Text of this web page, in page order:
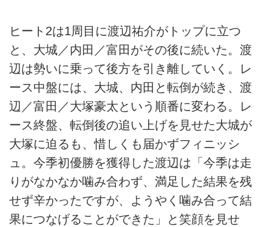
ヒート2は1周目に渡辺祐介がトップに立つ
と、大城／内田／富田がその後に続いた。渡
辺は勢いに乗って後方を引き離していく。レ
ース中盤には、大城、内田と転倒が続き、渡
辺／富田／大塚豪太という順番に変わる。レ
ース終盤、転倒後の追い上げを見せた大城が
大塚に迫るも、惜しくも届かずフィニッシ
ュ。今季初優勝を獲得した渡辺は「今季は走
りがなかなか噛み合わず、満足した結果を残
せず辛かったですが、ようやく噛み合って結
果につなげることができた」と笑顔を見せ